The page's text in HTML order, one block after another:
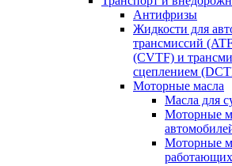
Антифризы
Жидкости для
трансмиссий
(CVTF) и
сцеплением
Моторные масла
Масла для
Моторные
Моторные